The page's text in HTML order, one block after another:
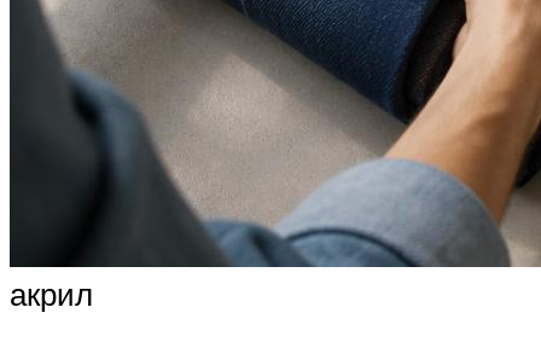
акрил